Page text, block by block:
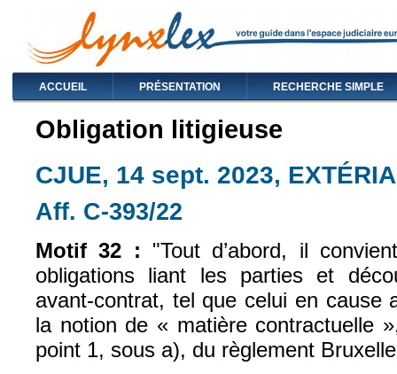
ACCUEIL PRÉSENTATION RECHERCHE SIMPLE
Obligation litigieuse
CJUE, 14 sept. 2023,
Aff. C-393/22
Motif 32 : "Tout d’abord, il
obligations liant les parties et
avant-contrat, tel que celui en cause
la notion de « matière contractuelle
point 1, sous a), du règlement